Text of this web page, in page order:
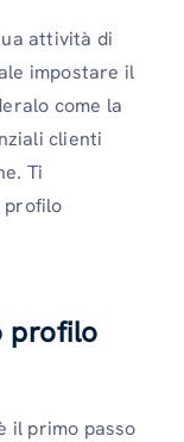
attività di
impostare il
come la
clienti
Ti
profilo
profilo
il primo passo